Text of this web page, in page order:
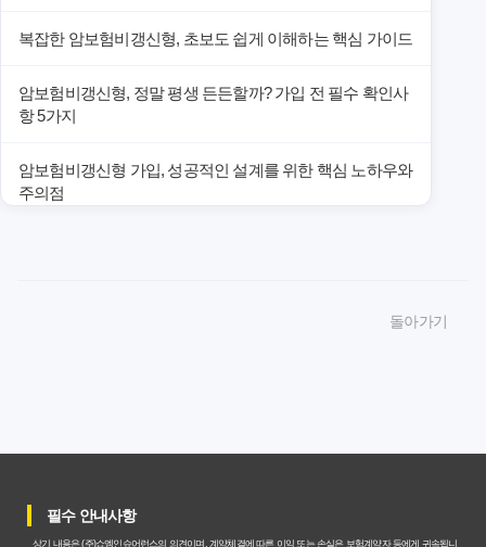
복잡한 암보험비갱신형, 초보도 쉽게 이해하는 핵심 가이드
암보험비갱신형, 정말 평생 든든할까? 가입 전 필수 확인사
항 5가지
암보험비갱신형 가입, 성공적인 설계를 위한 핵심 노하우와
주의점
갱신형 암보험과 비갱신형, 어떤 차이가 있을까? 내게 맞는
암보험비갱신형, 평생 고정 보험료의 숨겨진 가치와 현명한
돌아가기
필수 안내사항
상기 내용은 (주)쇼엠인슈어런스의 의견이며, 계약체결에 따른 이익 또는 손실은 보험계약자 등에게 귀속됩니